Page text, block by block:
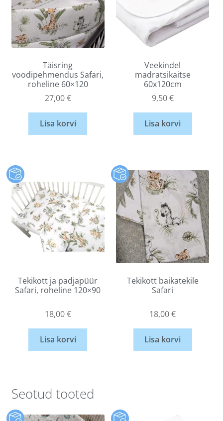
Täisring
voodipehmendus Safari,
roheline 60×120
27,00€
Lisa korvi
Veekindel
madratsikaitse
60x120cm
9,50€
Lisa korvi
Tekikott ja padjapüür
Safari, roheline 120×90
18,00€
Lisa korvi
Tekikott baikatekile
Safari
18,00€
Lisa korvi
Seotud tooted